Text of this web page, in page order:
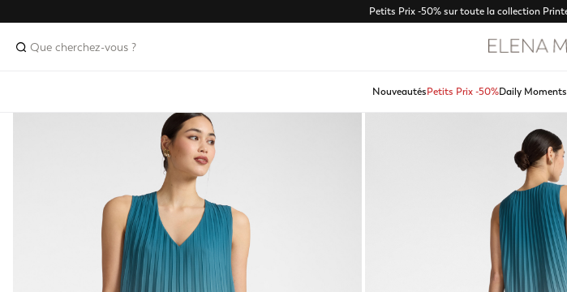
Petits Prix -50% sur toute la collection
NouveautésPetits Prix -50%Daily